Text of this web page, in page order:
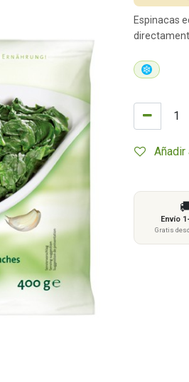
Espinacas
Envío
Gratis